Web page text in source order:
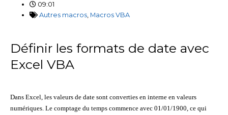
09:01
Autres macros, Macros VBA
Définir les formats de date avec
Excel VBA
Dans Excel, les valeurs de date sont converties en interne en valeurs
numériques. Le comptage du temps commence avec 01/01/1900, ce qui